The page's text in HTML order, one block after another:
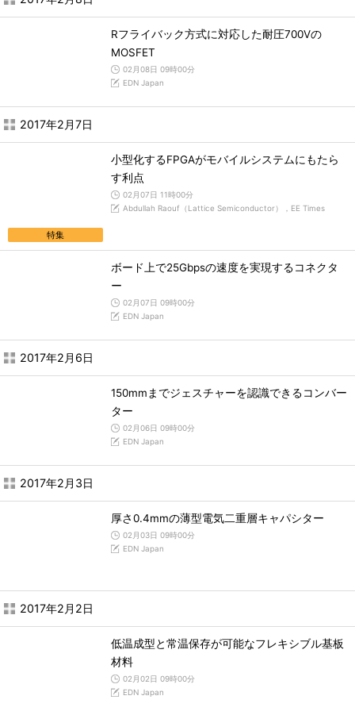
Rフライバック方式に対応した耐圧700Vの
MOSFET
02月08日 09時00分
EDN Japan
2017年2月7日
特集
小型化するFPGAがモバイルシステムにもたら
す利点
02月07日 11時00分
Abdullah Raouf（Lattice Semiconductor），EE Times
ボード上で25Gbpsの速度を実現するコネクタ
ー
02月07日 09時00分
EDN Japan
2017年2月6日
150mmまでジェスチャーを認識できるコンバー
ター
02月06日 09時00分
EDN Japan
2017年2月3日
厚さ0.4mmの薄型電気二重層キャパシター
02月03日 09時00分
EDN Japan
2017年2月2日
低温成型と常温保存が可能なフレキシブル基板
材料
02月02日 09時00分
EDN Japan